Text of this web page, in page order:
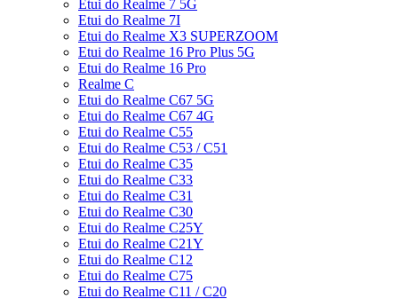
Etui do Realme 7 5G
Etui do Realme 7I
Etui do Realme X3 SUPERZOOM
Etui do Realme 16 Pro Plus 5G
Etui do Realme 16 Pro
Realme C
Etui do Realme C67 5G
Etui do Realme C67 4G
Etui do Realme C55
Etui do Realme C53 / C51
Etui do Realme C35
Etui do Realme C33
Etui do Realme C31
Etui do Realme C30
Etui do Realme C25Y
Etui do Realme C21Y
Etui do Realme C12
Etui do Realme C75
Etui do Realme C11 / C20